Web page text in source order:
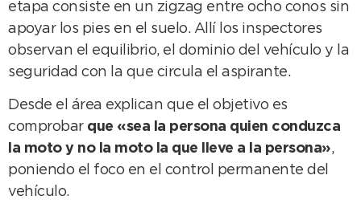
etapa consiste en un zigzag entre ocho conos sin
apoyar los pies en el suelo. Allí los inspectores
observan el equilibrio, el dominio del vehículo y la
seguridad con la que circula el aspirante.
Desde el área explican que el objetivo es
comprobarque «sea la persona quien conduzca
la moto y no la moto la que lleve a la persona»,
poniendo el foco en el control permanente del
vehículo.